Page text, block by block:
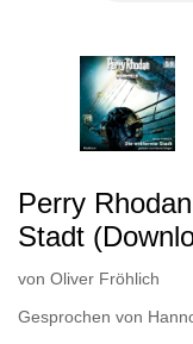
Perry
Stadt
von Oliver Fröhlich
Gesprochen von